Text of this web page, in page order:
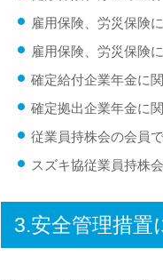
雇用保険、労災保険
雇用保険、労災保険
確定給付企業年金に
確定拠出企業年金に
従業員持株会の会員
スズキ協従業員持株
3.安全管理措置